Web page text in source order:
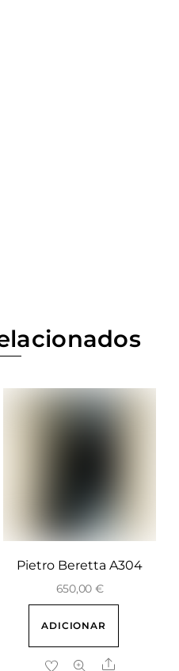
Pietro Beretta A304
650,00 €
ADICIONAR
Share